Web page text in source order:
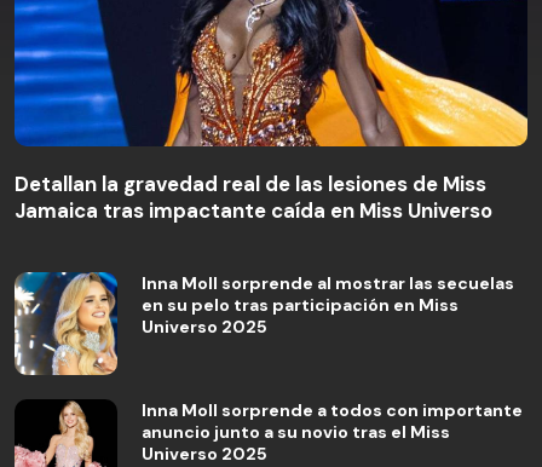
Detallan la gravedad real de las lesiones de Miss
Jamaica tras impactante caída en Miss Universo
Inna Moll sorprende al mostrar las secuelas
en su pelo tras participación en Miss
Universo 2025
Inna Moll sorprende a todos con importante
anuncio junto a su novio tras el Miss
Universo 2025